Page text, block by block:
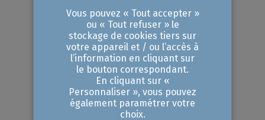
le dimanche 15 mars 2020,
le dimanche 22 mars 2020,
le dimanche 14 juin 2020,
le dimanche 21 juin 2020,
le dimanche 13 septembre 2020,
le dimanche 20 septembre 2020,
Vous pouvez « Tout accepter »
ou « Tout refuser » le
stockage de cookies tiers sur
votre appareil et / ou l’accès à
l’information en cliquant sur
le bouton correspondant.
En cliquant sur «
Personnaliser », vous pouvez
également paramétrer votre
choix.